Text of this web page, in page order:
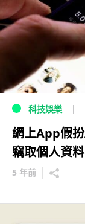
科技娛樂
網上App假
竊取個人資料
5 年前